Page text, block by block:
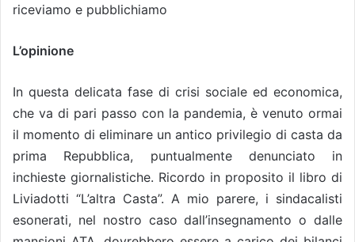
riceviamo e pubblichiamo
L’opinione
In questa delicata fase di crisi sociale ed economica,
che va di pari passo con la pandemia, è venuto ormai
il momento di eliminare un antico privilegio di casta da
prima Repubblica, puntualmente denunciato in
inchieste giornalistiche. Ricordo in proposito il libro di
Liviadotti “L’altra Casta”. A mio parere, i sindacalisti
esonerati, nel nostro caso dall’insegnamento o dalle